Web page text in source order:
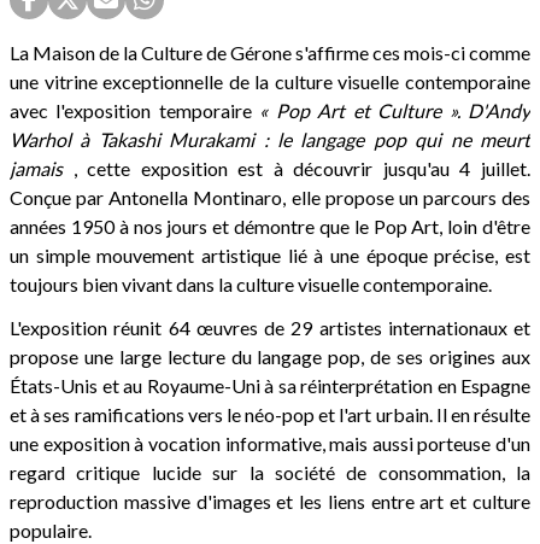
La Maison de la Culture de Gérone s'affirme ces mois-ci comme
une vitrine exceptionnelle de la culture visuelle contemporaine
avec l'exposition temporaire « Pop Art et Culture ». D'Andy
Warhol à Takashi Murakami : le langage pop qui ne meurt
jamais, cette exposition est à découvrir jusqu'au 4 juillet.
Conçue par Antonella Montinaro, elle propose un parcours des
années 1950 à nos jours et démontre que le Pop Art, loin d'être
un simple mouvement artistique lié à une époque précise, est
toujours bien vivant dans la culture visuelle contemporaine.
L'exposition réunit 64 œuvres de 29 artistes internationaux et
propose une large lecture du langage pop, de ses origines aux
États-Unis et au Royaume-Uni à sa réinterprétation en Espagne
et à ses ramifications vers le néo-pop et l'art urbain. Il en résulte
une exposition à vocation informative, mais aussi porteuse d'un
regard critique lucide sur la société de consommation, la
reproduction massive d'images et les liens entre art et culture
populaire.